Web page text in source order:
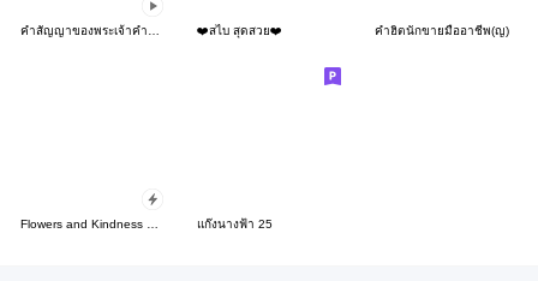
❤️สไบ สุดสวย❤️ คำฮิตนักขายมืออาชีพ(ญ)
Flowers and Kindness Popup Stickers แก๊งนางฟ้า 25